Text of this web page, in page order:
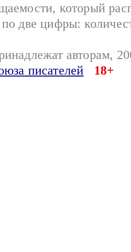
который
две цифры:
авторам,
писателей
18+